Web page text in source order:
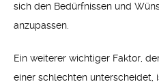
sich den Bedürfnissen und
anzupassen.
Ein weiterer wichtiger Faktor,
einer schlechten unterscheidet,